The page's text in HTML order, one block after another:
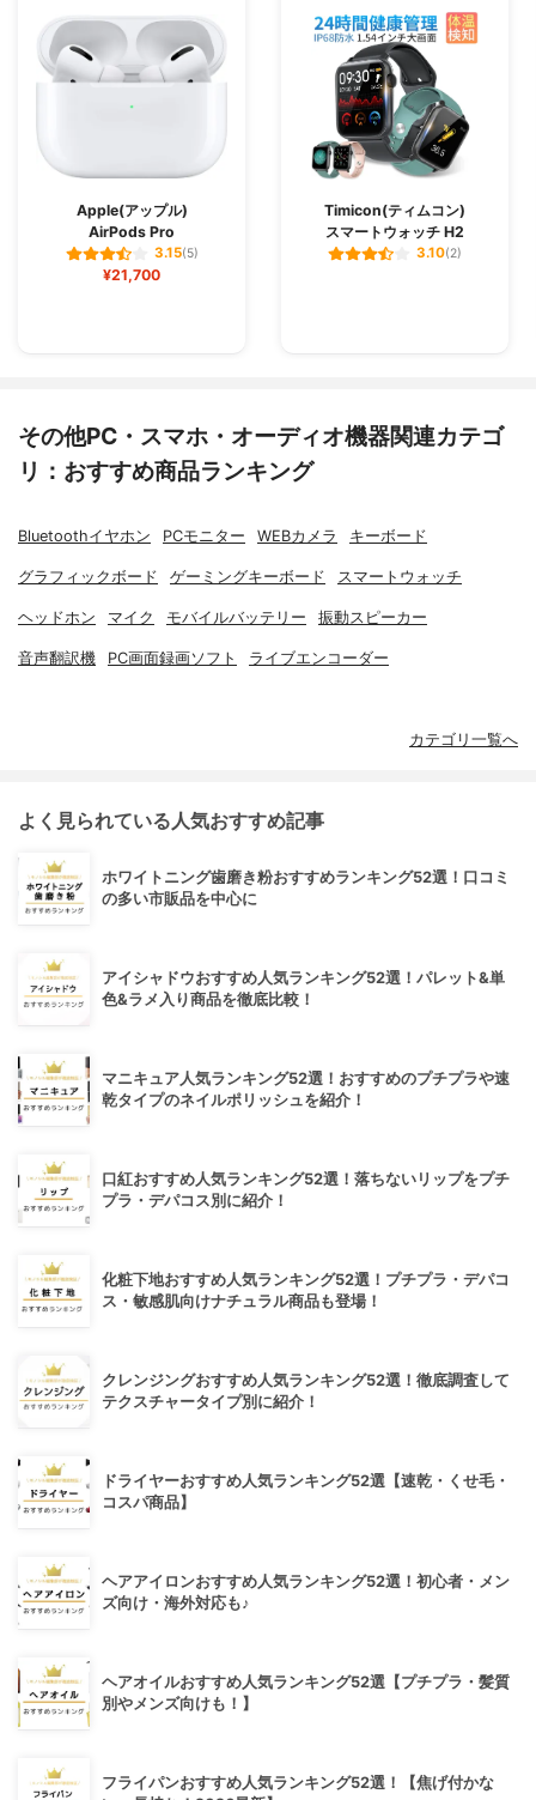
Apple(アップル)
AirPods Pro
3.15(5)
¥21,700
Timicon(ティムコン)
スマートウォッチ H2
3.10(2)
その他PC・スマホ・オーディオ機器関連カテゴ
リ：おすすめ商品ランキング
Bluetoothイヤホン PCモニター WEBカメラ キーボード
グラフィックボード ゲーミングキーボード スマートウォッチ
ヘッドホン マイク モバイルバッテリー 振動スピーカー
音声翻訳機 PC画面録画ソフト ライブエンコーダー
カテゴリ一覧へ
よく見られている人気おすすめ記事
ホワイトニング歯磨き粉おすすめランキング52選！口コミ
の多い市販品を中心に
アイシャドウおすすめ人気ランキング52選！パレット&単
色&ラメ入り商品を徹底比較！
マニキュア人気ランキング52選！おすすめのプチプラや速
乾タイプのネイルポリッシュを紹介！
口紅おすすめ人気ランキング52選！落ちないリップをプチ
プラ・デパコス別に紹介！
化粧下地おすすめ人気ランキング52選！プチプラ・デパコ
ス・敏感肌向けナチュラル商品も登場！
クレンジングおすすめ人気ランキング52選！徹底調査して
テクスチャータイプ別に紹介！
ドライヤーおすすめ人気ランキング52選【速乾・くせ毛・
コスパ商品】
ヘアアイロンおすすめ人気ランキング52選！初心者・メン
ズ向け・海外対応も♪
ヘアオイルおすすめ人気ランキング52選【プチプラ・髪質
別やメンズ向けも！】
フライパンおすすめ人気ランキング52選！【焦げ付かな